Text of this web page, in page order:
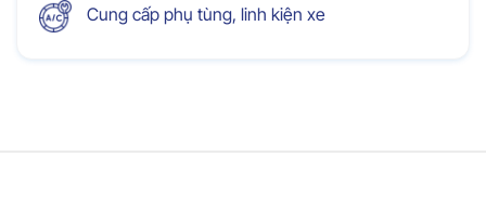
Cung cấp phụ tùng, linh kiện xe